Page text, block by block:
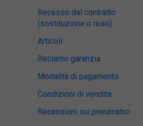
Recesso dal contratto
(sostituzione o reso)
Articoli
Reclamo garanzia
Modalità di pagamento
Condizioni di vendita
Recensioni sui pneumatici